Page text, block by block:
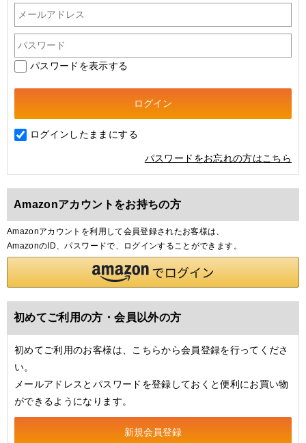
パスワードを表示する
ログインしたままにする
パスワードをお忘れの方はこちら
Amazonアカウントをお持ちの方
Amazonアカウントを利用して会員登録されたお客様は、
AmazonのID、パスワードで、ログインすることができます。
初めてご利用の方・会員以外の方
初めてご利用のお客様は、こちらから会員登録を行ってくださ
い。
メールアドレスとパスワードを登録しておくと便利にお買い物
ができるようになります。